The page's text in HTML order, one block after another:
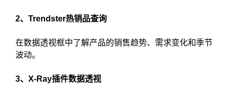
2、Trendster热销品查询
在数据透视框中了解产品的销售趋势、需求变化和季节
波动。
3、X-Ray插件数据透视